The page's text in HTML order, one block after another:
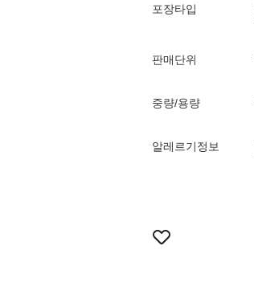
포장타입
판매단위
중량/용량
알레르기정보